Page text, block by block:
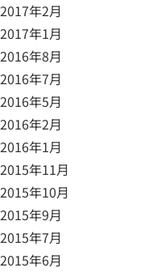
2017年2月
2017年1月
2016年8月
2016年7月
2016年5月
2016年2月
2016年1月
2015年11月
2015年10月
2015年9月
2015年7月
2015年6月